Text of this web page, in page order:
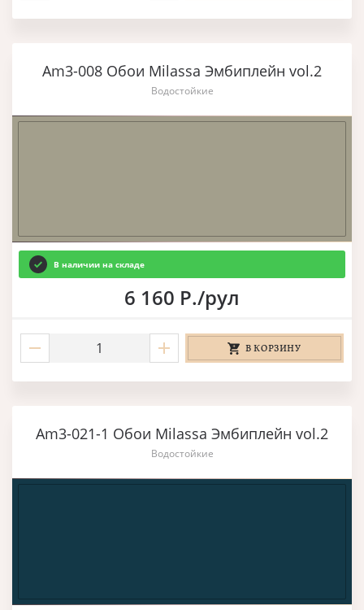
Am3-008 Обои Milassa Эмбиплейн vol.2
Водостойкие
В наличии на складе
6 160 Р./рул
В КОРЗИНУ
Am3-021-1 Обои Milassa Эмбиплейн vol.2
Водостойкие